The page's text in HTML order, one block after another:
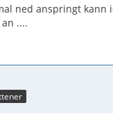
ned anspringt kann
....